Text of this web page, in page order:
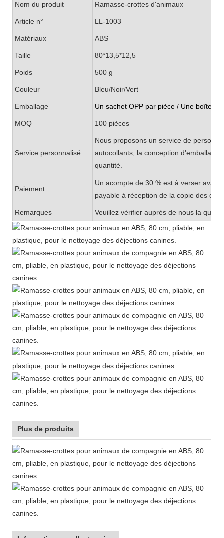
Nom du produit Ramasse-crottes d'animaux
Article n° LL-1003
Matériaux ABS
Taille 80*13,5*12,5
Poids 500 g
Couleur Bleu/Noir/Vert
Emballage Un sachet OPP par pièce / Une boîte
MOQ 100 pièces
Service personnalisé
Nous proposons un service de
autocollants, la conception
quantité.
Paiement
Un acompte de 30 % est à verser
payable à réception de la copie des
Remarques Veuillez vérifier auprès de nous la
Plus de produits